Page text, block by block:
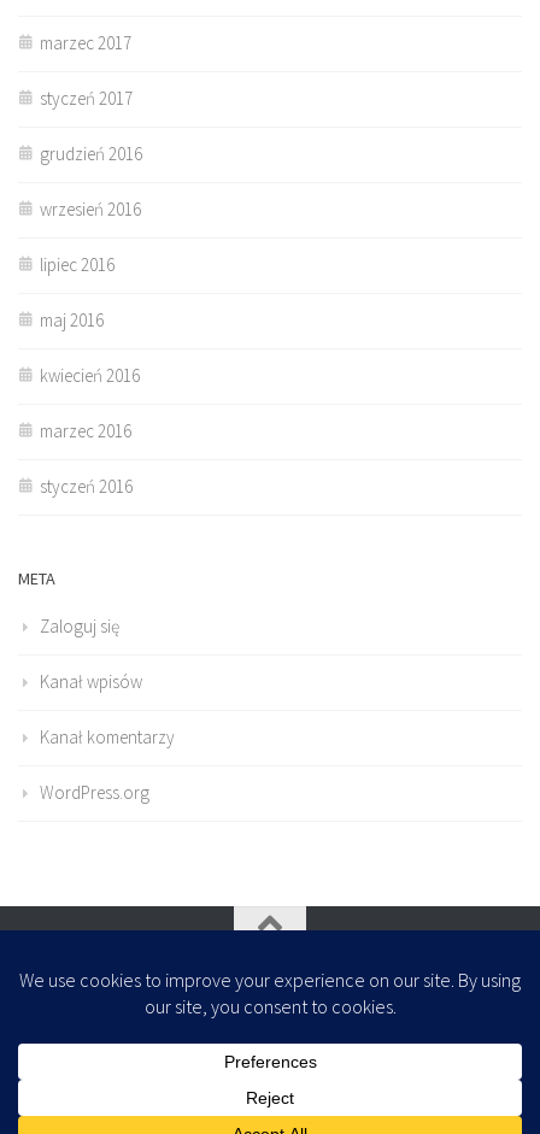
marzec 2017
styczeń 2017
grudzień 2016
wrzesień 2016
lipiec 2016
maj 2016
kwiecień 2016
marzec 2016
styczeń 2016
META
Zaloguj się
Kanał wpisów
Kanał komentarzy
WordPress.org
- Zaprojektowany z